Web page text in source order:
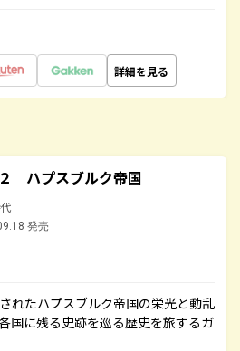
詳細を見る
ハプスブルク帝国
発売
れたハプスブルク帝国の栄光と動乱
国に残る史跡を巡る歴史を旅するガ